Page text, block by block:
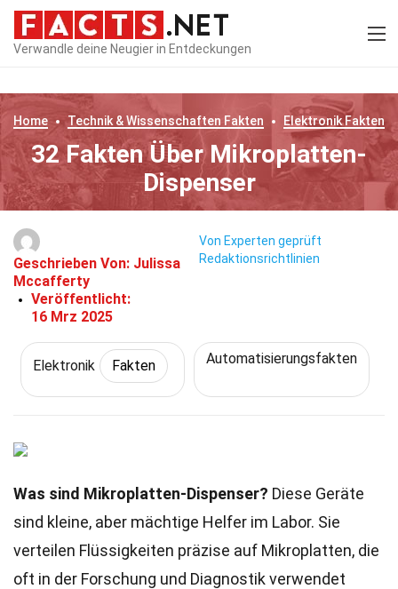
Verwandle deine Neugier in Entdeckungen
Home Technik & Wissenschaften Fakten ElektronikFakten
32 Fakten Über Mikroplatten-
Dispenser
Geschrieben Von: Julissa
Mccafferty
Veröffentlicht:
16 Mrz 2025
Von Experten geprüft
Redaktionsrichtlinien
Elektronik Fakten Automatisierungsfakten
Was sind Mikroplatten-Dispenser? Diese Geräte
sind kleine, aber mächtige Helfer im Labor. Sie
verteilen Flüssigkeiten präzise auf Mikroplatten, die
oft in der Forschung und Diagnostik verwendet